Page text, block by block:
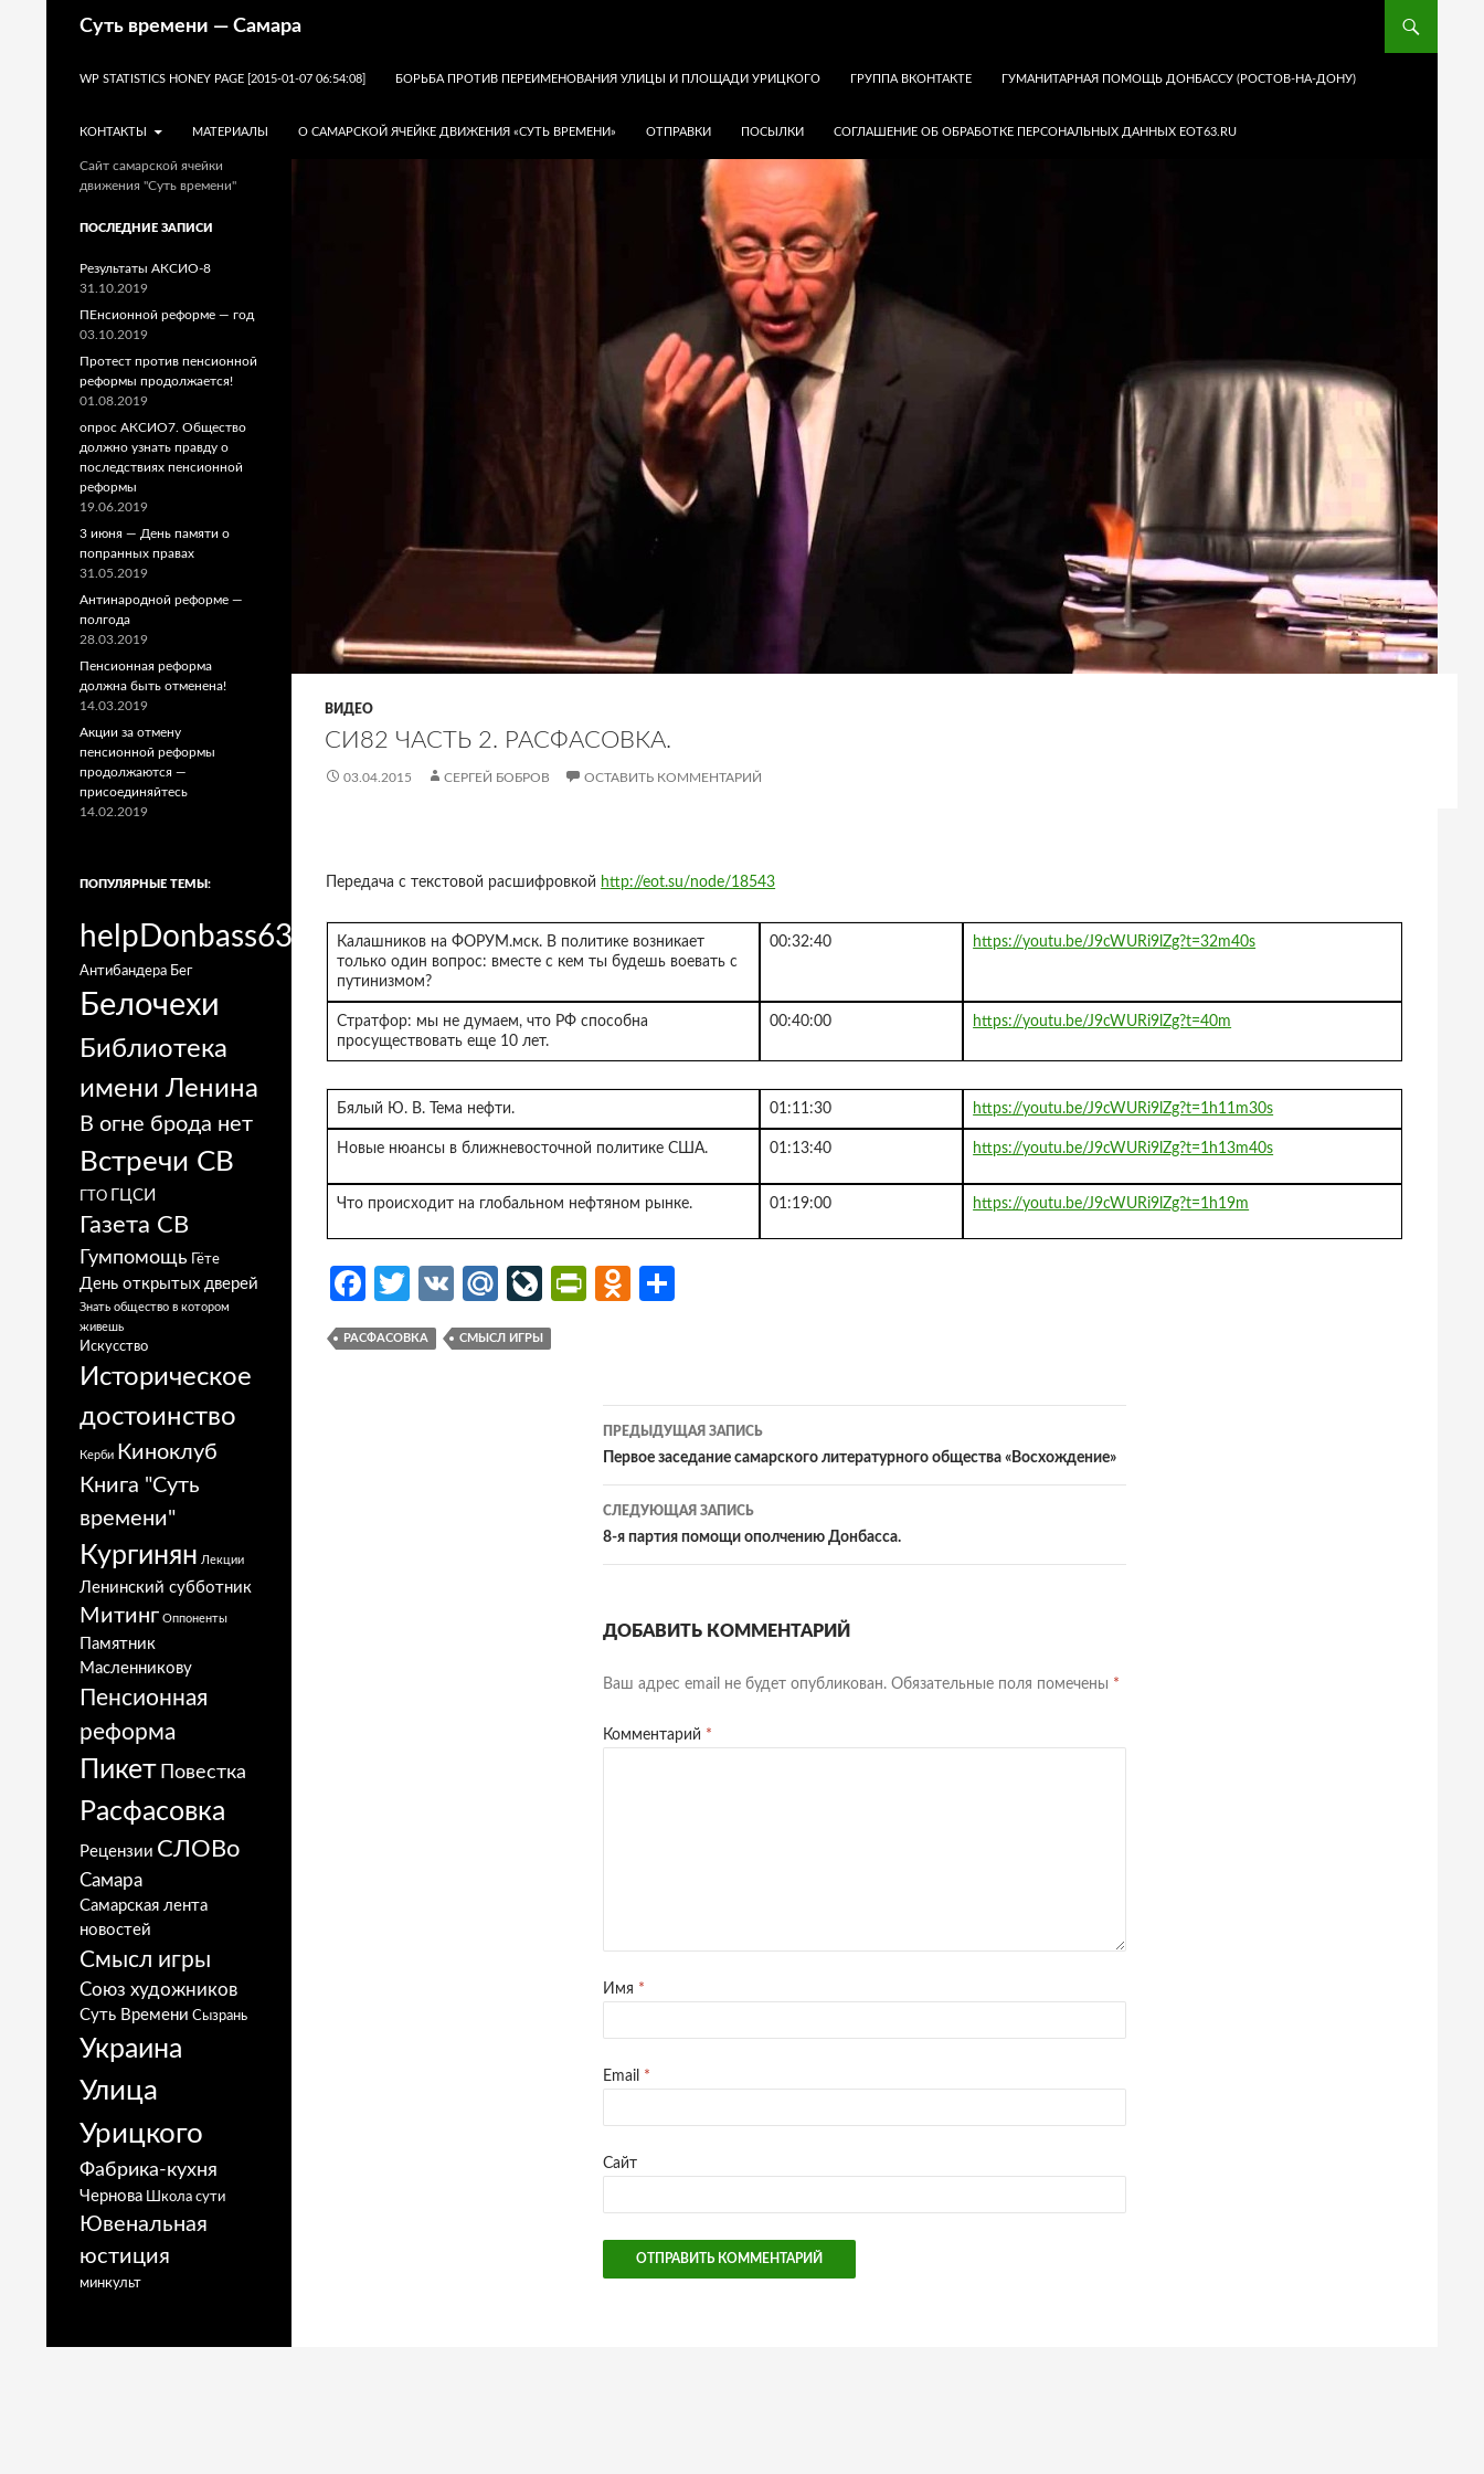
Суть времени — Самара
WP STATISTICS HONEY PAGE [2015-01-07 06:54:08]
БОРЬБА ПРОТИВ ПЕРЕИМЕНОВАНИЯ УЛИЦЫ И ПЛОЩАДИ УРИЦКОГО ГРУППА ВКОНТАКТЕ ГУМАНИТАРНАЯ ПОМОЩЬ ДОНБАССУ (РОСТОВ-НА-ДОНУ)
КОНТАКТЫ МАТЕРИАЛЫ О САМАРСКОЙ ЯЧЕЙКЕ ДВИЖЕНИЯ «СУТЬ ВРЕМЕНИ» ОТПРАВКИ ПОСЫЛКИ СОГЛАШЕНИЕ ОБ ОБРАБОТКЕ ПЕРСОНАЛЬНЫХ ДАННЫХ EOT63.RU
ВИДЕО
СИ82 ЧАСТЬ 2. РАСФАСОВКА.
03.04.2015 СЕРГЕЙ БОБРОВ ОСТАВИТЬ КОММЕНТАРИЙ
Передача с текстовой расшифровкой http://eot.su/node/18543
Калашников на ФОРУМ.мск. В политике возникает
только один вопрос: вместе с кем ты будешь воевать с
путинизмом?
00:32:40 https://youtu.be/J9cWURi9lZg?t=32m40s
Стратфор: мы не думаем, что РФ способна
просуществовать еще 10 лет.
00:40:00 https://youtu.be/J9cWURi9lZg?t=40m
Бялый Ю. В. Тема нефти. 01:11:30 https://youtu.be/J9cWURi9lZg?t=1h11m30s
Новые нюансы в ближневосточной политике США. 01:13:40 https://youtu.be/J9cWURi9lZg?t=1h13m40s
Что происходит на глобальном нефтяном рынке. 01:19:00 https://youtu.be/J9cWURi9lZg?t=1h19m
Fa
ce
b
T
w
itt
V
K
M
ail
.R
Li
v
eJ
Pr
e
n
dl
y
O
kl
as
sn
iki
ав
и
ть
РАСФАСОВКА СМЫСЛ ИГРЫ
Навигация
по
записям
ПРЕДЫДУЩАЯ ЗАПИСЬ
Первое заседание самарского литературного общества «Восхождение»
СЛЕДУЮЩАЯ ЗАПИСЬ
8-я партия помощи ополчению Донбасса.
ДОБАВИТЬ КОММЕНТАРИЙ
Ваш адрес email не будет опубликован. Обязательные поля помечены *
Комментарий *
Имя *
Email *
Сайт
Сайт самарской ячейки
движения "Суть времени"
ПОСЛЕДНИЕ ЗАПИСИ
Результаты АКСИО-8
31.10.2019
ПЕнсионной реформе — год
03.10.2019
Протест против пенсионной
реформы продолжается!
01.08.2019
опрос АКСИО7. Общество
должно узнать правду о
последствиях пенсионной
реформы
19.06.2019
3 июня — День памяти о
попранных правах
31.05.2019
Антинародной реформе —
полгода
28.03.2019
Пенсионная реформа
должна быть отменена!
14.03.2019
Акции за отмену
пенсионной реформы
продолжаются —
присоединяйтесь
14.02.2019
ПОПУЛЯРНЫЕ ТЕМЫ:
helpDonbass63
Антибандера Бег
Белочехи
Библиотека
имени Ленина
В огне брода нет
Встречи СВ
ГТО ГЦСИ
Газета СВ
Гумпомощь Гёте
День открытых дверей
Знать общество в котором
живешь
Искусство
Историческое
достоинство
Керби Киноклуб
Книга "Суть
времени"
Кургинян Лекции
Ленинский субботник
Митинг Оппоненты
Памятник
Масленникову
Пенсионная
реформа
Пикет Повестка
Расфасовка
Рецензии СЛОВо
Самара
Самарская лента
новостей
Смысл игры
Союз художников
Суть Времени Сызрань
Украина
Улица
Урицкого
Фабрика-кухня
Чернова Школа сути
Ювенальная
юстиция
минкульт